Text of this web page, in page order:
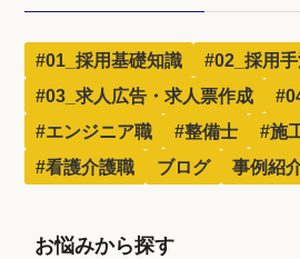
#01_採用基礎知識
#02_採用
#03_求人広告・求人票作成
#エンジニア職
#整備士 #施
#看護介護職
ブログ 事例紹
お悩みから探す